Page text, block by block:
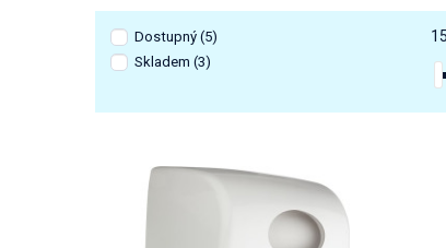
Dostupný (5)
Skladem (3)